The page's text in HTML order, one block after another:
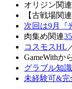
オリジン関連
【古戦場関
次回は9月『
肉集め関連
コスモスHL
GameWithか
グラブル知
未経験可&完